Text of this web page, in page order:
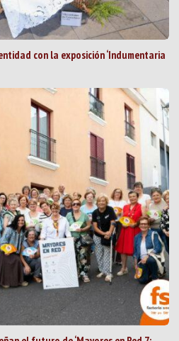
con la exposición ‘Indumentaria